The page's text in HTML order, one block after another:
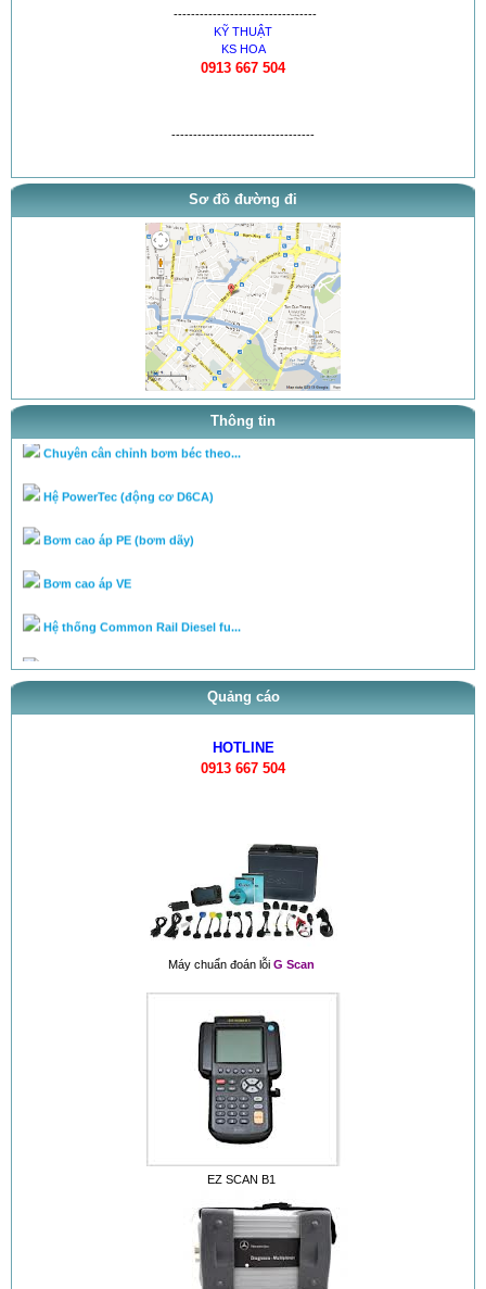
---------------------------------
KỸ THUẬT
KS HOA
0913 667 504
---------------------------------
Sơ đồ đường đi
Thông tin
thông báo khai trương
tra ty, béc của bơm theo tai l...
tra ty, béc của bơm theo tai l...
cân lưu lượng bơm theo tài liệ...
Chuyên cân chỉnh bơm béc theo...
Quảng cáo
HOTLINE
0913 667 504
Máy chuẩn đoán lỗi G Scan
EZ SCAN B1